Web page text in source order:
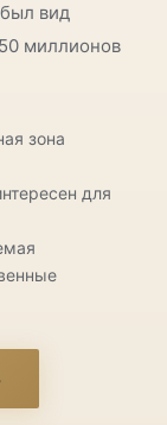
вид
миллионов
зона
для